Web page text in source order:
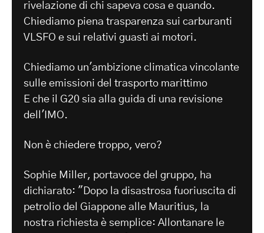
rivelazione di chi sapeva cosa e quando.
Chiediamo piena trasparenza sui carburanti
VLSFO e sui relativi guasti ai motori.
Chiediamo un'ambizione climatica vincolante
sulle emissioni del trasporto marittimo
E che il G20 sia alla guida di una revisione
dell'IMO.
Non è chiedere troppo, vero?
Sophie Miller, portavoce del gruppo, ha
dichiarato: "Dopo la disastrosa fuoriuscita di
petrolio del Giappone alle Mauritius, la
nostra richiesta è semplice: Allontanare le